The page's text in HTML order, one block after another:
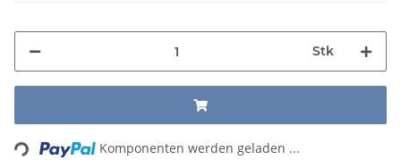
Stk
Loading... Komponenten werden geladen ...